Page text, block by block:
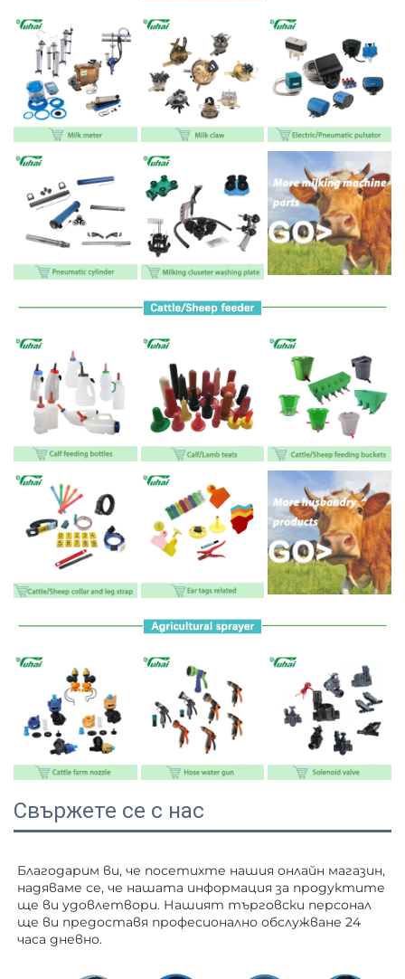
Свържете се с нас
Благодарим ви, че посетихте нашия онлайн магазин,
надяваме се, че нашата информация за продуктите
ще ви удовлетвори. Нашият търговски персонал
ще ви предоставя професионално обслужване 24
часа дневно.